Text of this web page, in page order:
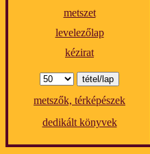
metszet
levelezőlap
kézirat
metszők, térképészek
dedikált könyvek